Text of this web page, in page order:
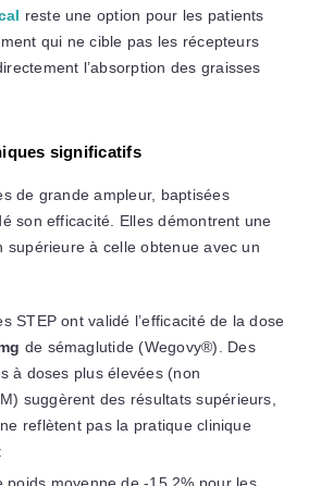
reste une option pour les patients
qui ne cible pas les récepteurs
l’absorption des graisses
significatifs
de grande ampleur, baptisées
son efficacité. Elles démontrent une
supérieure à celle obtenue avec un
STEP ont validé l’efficacité de la dose
de sémaglutide (Wegovy®). Des
à doses plus élevées (non
suggèrent des résultats supérieurs,
reflètent pas la pratique clinique